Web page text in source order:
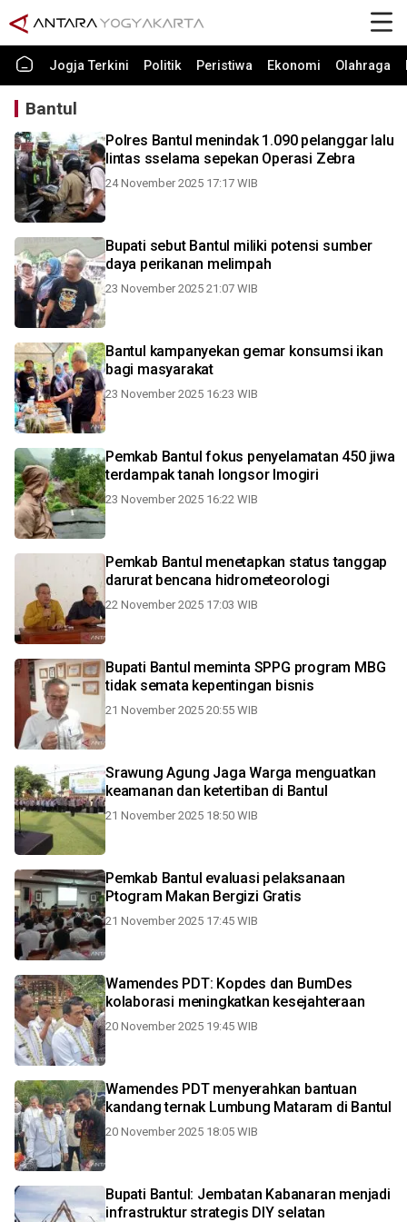
Jogja Terkini Politik Peristiwa Ekonomi Olahraga
Bantul
Polres Bantul menindak 1.090 pelanggar lalu
lintas sselama sepekan Operasi Zebra
24 November 2025 17:17 WIB
Bupati sebut Bantul miliki potensi sumber
daya perikanan melimpah
23 November 2025 21:07 WIB
Bantul kampanyekan gemar konsumsi ikan
bagi masyarakat
23 November 2025 16:23 WIB
Pemkab Bantul fokus penyelamatan 450 jiwa
terdampak tanah longsor Imogiri
23 November 2025 16:22 WIB
Pemkab Bantul menetapkan status tanggap
darurat bencana hidrometeorologi
22 November 2025 17:03 WIB
Bupati Bantul meminta SPPG program MBG
tidak semata kepentingan bisnis
21 November 2025 20:55 WIB
Srawung Agung Jaga Warga menguatkan
keamanan dan ketertiban di Bantul
21 November 2025 18:50 WIB
Pemkab Bantul evaluasi pelaksanaan
Ptogram Makan Bergizi Gratis
21 November 2025 17:45 WIB
Wamendes PDT: Kopdes dan BumDes
kolaborasi meningkatkan kesejahteraan
20 November 2025 19:45 WIB
Wamendes PDT menyerahkan bantuan
kandang ternak Lumbung Mataram di Bantul
20 November 2025 18:05 WIB
Bupati Bantul: Jembatan Kabanaran menjadi
infrastruktur strategis DIY selatan